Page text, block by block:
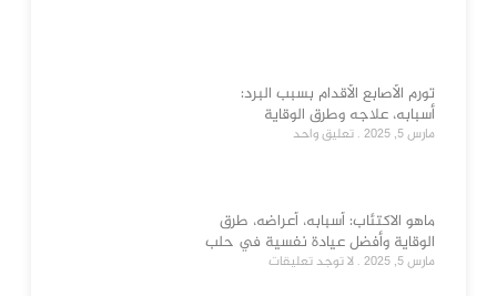
تورم الأصابع الأقدام بسبب البرد:
أسبابه، علاجه وطرق الوقاية
مارس 5, 2025 تعليق واحد
ماهو الاكتئاب: أسبابه، أعراضه، طرق
الوقاية وأفضل عيادة نفسية في حلب
مارس 5, 2025 لا توجد تعليقات